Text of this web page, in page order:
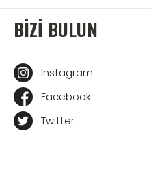
BIZI BULUN
Instagram
Facebook
Twitter